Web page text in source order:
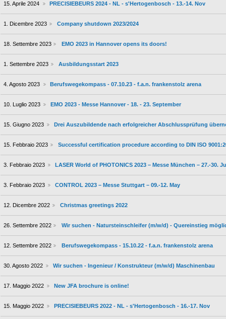
15. Aprile 2024 PRECISIEBEURS 2024 - NL - s'Hertogenbosch - 13.-14. Nov
1. Dicembre 2023 Company shutdown 2023/2024
18. Settembre 2023 EMO 2023 in Hannover opens its doors!
1. Settembre 2023 Ausbildungsstart 2023
4. Agosto 2023 Berufswegekompass - 07.10.23 - f.a.n. frankenstolz arena
10. Luglio 2023 EMO 2023 - Messe Hannover - 18. - 23. September
15. Giugno 2023 Drei Auszubildende nach erfolgreicher Abschlussprüfung
15. Febbraio 2023 Successful certification procedure according to DIN ISO
3. Febbraio 2023 LASER World of PHOTONICS 2023 – Messe München – 27.-30.
3. Febbraio 2023 CONTROL 2023 – Messe Stuttgart – 09.-12. May
12. Dicembre 2022 Christmas greetings 2022
26. Settembre 2022 Wir suchen - Natursteinschleifer (m/w/d) - Quereinstieg
12. Settembre 2022 Berufswegekompass - 15.10.22 - f.a.n. frankenstolz arena
30. Agosto 2022 Wir suchen - Ingenieur / Konstrukteur (m/w/d) Maschinenbau
17. Maggio 2022 New JFA brochure is online!
15. Maggio 2022 PRECISIEBEURS 2022 - NL - s'Hertogenbosch - 16.-17. Nov